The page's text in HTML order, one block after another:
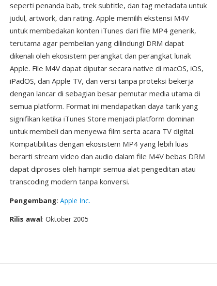
seperti penanda bab, trek subtitle, dan tag metadata untuk
judul, artwork, dan rating. Apple memilih ekstensi M4V
untuk membedakan konten iTunes dari file MP4 generik,
terutama agar pembelian yang dilindungi DRM dapat
dikenali oleh ekosistem perangkat dan perangkat lunak
Apple. File M4V dapat diputar secara native di macOS, iOS,
iPadOS, dan Apple TV, dan versi tanpa proteksi bekerja
dengan lancar di sebagian besar pemutar media utama di
semua platform. Format ini mendapatkan daya tarik yang
signifikan ketika iTunes Store menjadi platform dominan
untuk membeli dan menyewa film serta acara TV digital.
Kompatibilitas dengan ekosistem MP4 yang lebih luas
berarti stream video dan audio dalam file M4V bebas DRM
dapat diproses oleh hampir semua alat pengeditan atau
transcoding modern tanpa konversi.
Pengembang: Apple Inc.
Rilis awal: Oktober 2005